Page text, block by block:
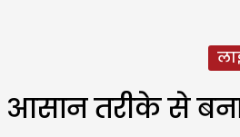
तरीके से